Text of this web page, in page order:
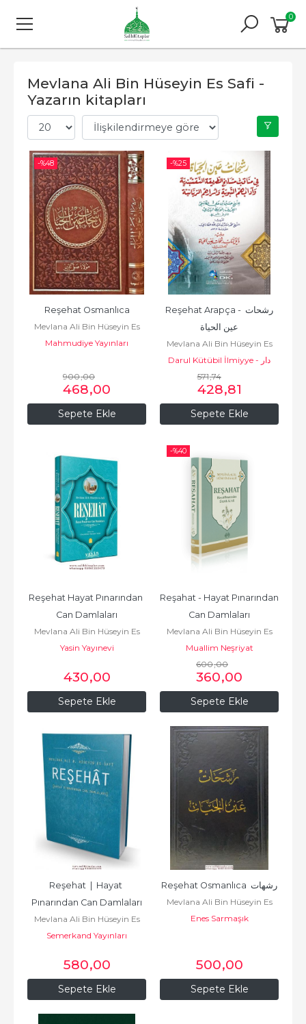
0
Mevlana Ali Bin Hüseyin Es Safi -
Yazarın kitapları
-%48
Sepete Ekle
Reşehat Osmanlıca
Mevlana Ali Bin Hüseyin Es
Safi
Mahmudiye Yayınları
900,00
468,00
-%25
Sepete Ekle
Reşehat Arapça - رشحات
عين الحياة
Mevlana Ali Bin Hüseyin Es
Safi
Darul Kütübil İlmiyye - دار
الكتب العلمية
571,74
428,81
Sepete Ekle
Reşehat Hayat Pınarından
Can Damlaları
Mevlana Ali Bin Hüseyin Es
Safi
Yasin Yayınevi
430,00
-%40
Sepete Ekle
Reşahat - Hayat Pınarından
Can Damlaları
Mevlana Ali Bin Hüseyin Es
Safi
Muallim Neşriyat
600,00
360,00
Sepete Ekle
Reşehat  |  Hayat
Pınarından Can Damlaları
Mevlana Ali Bin Hüseyin Es
Safi
Semerkand Yayınları
580,00
Sepete Ekle
Reşehat Osmanlıca  رشهات
Mevlana Ali Bin Hüseyin Es
Safi
Enes Sarmaşık
500,00